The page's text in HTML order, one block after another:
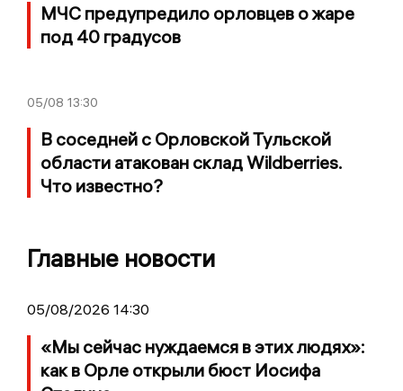
МЧС предупредило орловцев о жаре
под 40 градусов
05/08 13:30
В соседней с Орловской Тульской
области атакован склад Wildberries.
Что известно?
Главные новости
05/08/2026 14:30
«Мы сейчас нуждаемся в этих людях»:
как в Орле открыли бюст Иосифа